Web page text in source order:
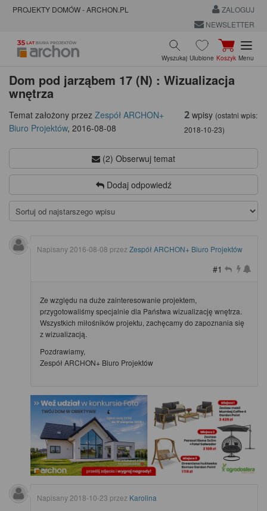
PROJEKTY DOMÓW - ARCHON.PL
ZALOGUJ
NEWSLETTER
Wyszukaj Ulubione Koszyk Menu
Dom pod jarząbem 17 (N) : Wizualizacja
wnętrza
Temat założony przez Zespół ARCHON+
Biuro Projektów, 2016-08-08
2wpisy (ostatni wpis:
2018-10-23)
(2) Obserwuj temat
Dodaj odpowiedź
Napisany 2016-08-08 przez Zespół ARCHON+ Biuro Projektów
#1
Ze względu na duże zainteresowanie projektem,
przygotowaliśmy specjalnie dla Państwa wizualizację wnętrza.
Wszystkich miłośników projektu, zachęcamy do zapoznania się
z wizualizacją.
Pozdrawiamy,
Zespół ARCHON+ Biuro Projektów
Napisany 2018-10-23 przez Karolina